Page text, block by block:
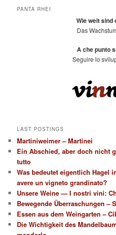
PANTA RHEI
Wie weit sind
Das
A che punto
Seguire lo
LAST POSTINGS
Martiniweimer – Martinei
Ein Abschied, aber doch nicht
tutto
Was bedeutet eigentlich Hagel
avere un vigneto grandinato?
Unsere Weine — I nostri vini:
Bewegende Überraschungen –
Essen aus dem Weingarten –
Die Wichtigkeit des